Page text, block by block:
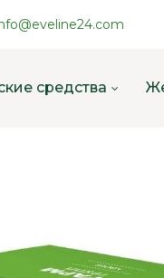
средства